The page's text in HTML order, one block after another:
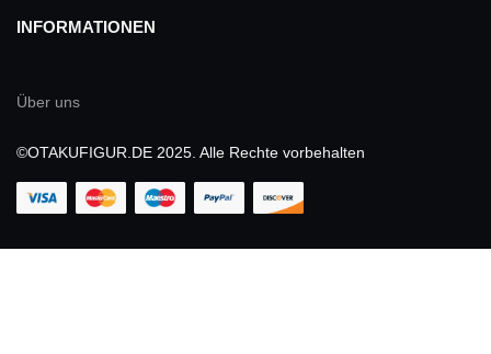
INFORMATIONEN
Über uns
©OTAKUFIGUR.DE 2025. Alle Rechte vorbehalten